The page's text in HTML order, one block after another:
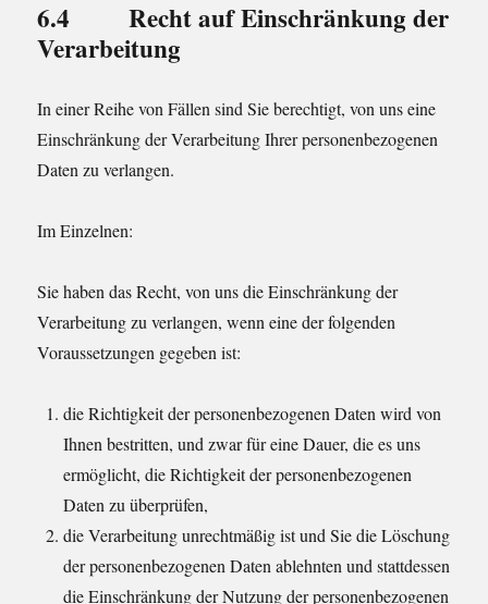
6.4 Recht auf Einschränkung der
Verarbeitung
In einer Reihe von Fällen sind Sie berechtigt, von uns eine
Einschränkung der Verarbeitung Ihrer personenbezogenen
Daten zu verlangen.
Im Einzelnen:
Sie haben das Recht, von uns die Einschränkung der
Verarbeitung zu verlangen, wenn eine der folgenden
Voraussetzungen gegeben ist:
die Richtigkeit der personenbezogenen Daten wird von
Ihnen bestritten, und zwar für eine Dauer, die es uns
ermöglicht, die Richtigkeit der personenbezogenen
Daten zu überprüfen,
die Verarbeitung unrechtmäßig ist und Sie die Löschung
der personenbezogenen Daten ablehnten und stattdessen
die Einschränkung der Nutzung der personenbezogenen